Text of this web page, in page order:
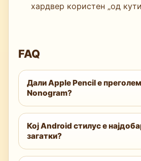
хардвер користен „од
FAQ
Дали Apple Pencil е
Nonogram?
Не. Неговиот hover, ниска
отфрлање на дланка
подобруваат прецизноста и
iPad, дури и ако
Кој Android стилус е
загатки?
Samsung S Pen на Galaxy